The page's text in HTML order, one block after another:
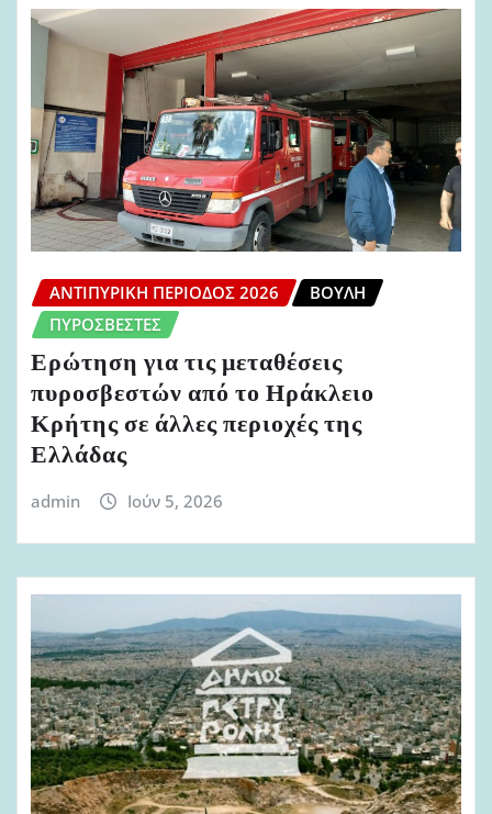
ΑΝΤΙΠΥΡΙΚΉ ΠΕΡΊΟΔΟΣ 2026
ΒΟΥΛΉ
ΠΥΡΟΣΒΈΣΤΕΣ
Ερώτηση για τις μεταθέσεις
πυροσβεστών από το Ηράκλειο
Κρήτης σε άλλες περιοχές της
Ελλάδας
admin Ιούν 5, 2026